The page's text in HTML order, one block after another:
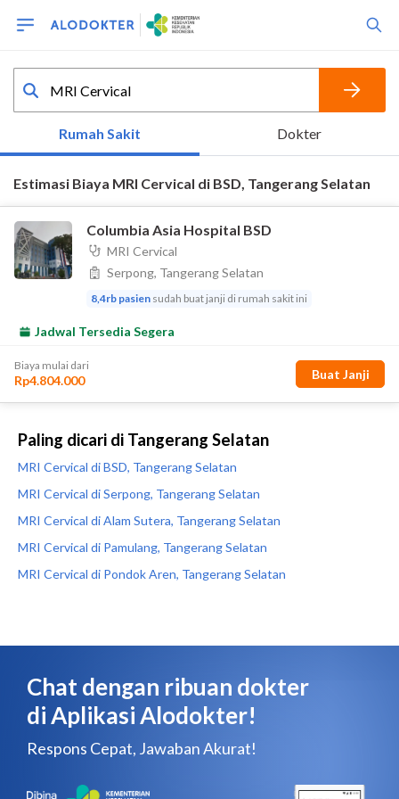
Paling dicari di Tangerang Selatan
MRI Cervical di BSD, Tangerang Selatan
MRI Cervical di Serpong, Tangerang Selatan
MRI Cervical di Alam Sutera, Tangerang Selatan
MRI Cervical di Pamulang, Tangerang Selatan
MRI Cervical di Pondok Aren, Tangerang Selatan